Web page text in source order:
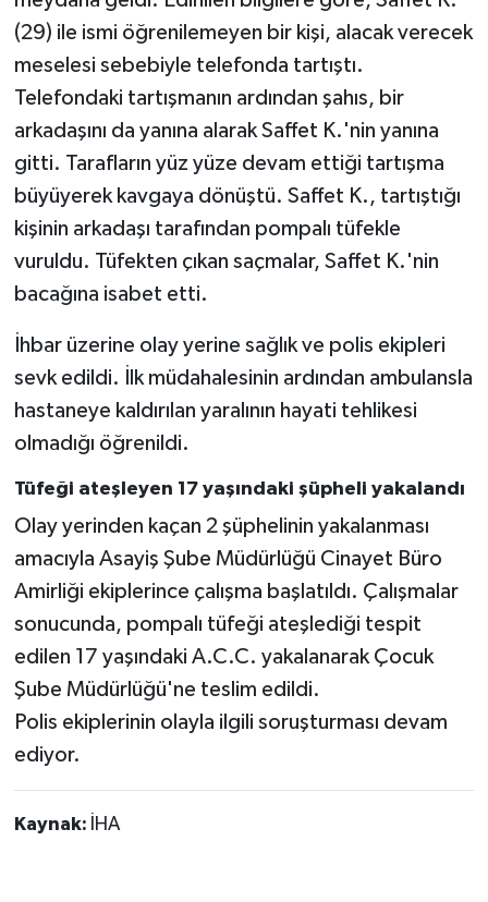
(29) ile ismi öğrenilemeyen bir kişi, alacak verecek
meselesi sebebiyle telefonda tartıştı.
Telefondaki tartışmanın ardından şahıs, bir
arkadaşını da yanına alarak Saffet K.'nin yanına
gitti. Tarafların yüz yüze devam ettiği tartışma
büyüyerek kavgaya dönüştü. Saffet K., tartıştığı
kişinin arkadaşı tarafından pompalı tüfekle
vuruldu. Tüfekten çıkan saçmalar, Saffet K.'nin
bacağına isabet etti.
İhbar üzerine olay yerine sağlık ve polis ekipleri
sevk edildi. İlk müdahalesinin ardından ambulansla
hastaneye kaldırılan yaralının hayati tehlikesi
olmadığı öğrenildi.
Tüfeği ateşleyen 17 yaşındaki şüpheli yakalandı
Olay yerinden kaçan 2 şüphelinin yakalanması
amacıyla Asayiş Şube Müdürlüğü Cinayet Büro
Amirliği ekiplerince çalışma başlatıldı. Çalışmalar
sonucunda, pompalı tüfeği ateşlediği tespit
edilen 17 yaşındaki A.C.C. yakalanarak Çocuk
Şube Müdürlüğü'ne teslim edildi.
Polis ekiplerinin olayla ilgili soruşturması devam
ediyor.
Kaynak: İHA